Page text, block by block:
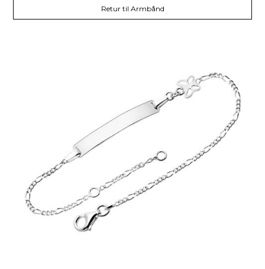
Retur til Armbånd